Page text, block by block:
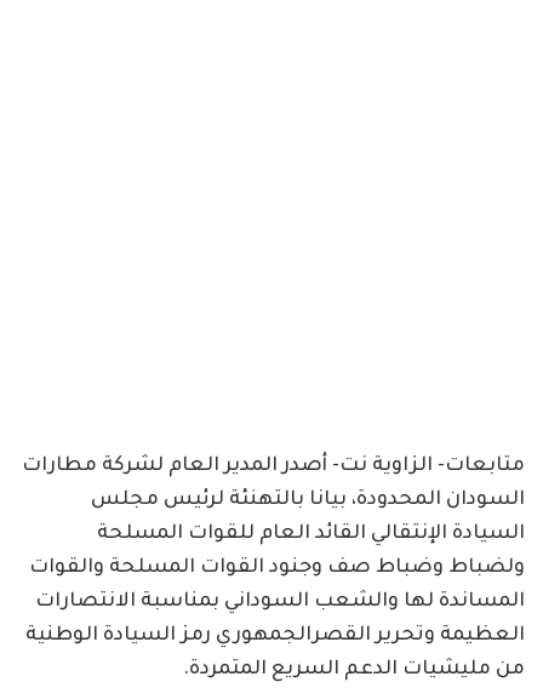
متابعات- الزاوية نت- أصدر المدير العام لشركة مطارات
السودان المحدودة، بيانا بالتهنئة لرئيس مجلس
السيادة الإنتقالي القائد العام للقوات المسلحة
ولضباط وضباط صف وجنود القوات المسلحة والقوات
المساندة لها والشعب السوداني بمناسبة الانتصارات
العظيمة وتحرير القصرالجمهوري رمز السيادة الوطنية
من مليشيات الدعم السريع المتمردة.